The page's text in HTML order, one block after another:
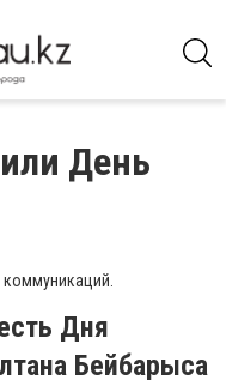
День
Дня
Бейбарыса